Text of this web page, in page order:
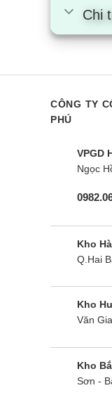
Chi
CÔNG TY
PHÚ
VPGD
Ngọc
Kho
Q.Hai
Kho
Văn
Kho
Sơn -